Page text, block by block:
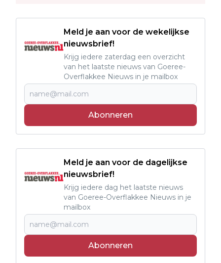
Meld je aan voor de wekelijkse
nieuwsbrief!
Krijg iedere zaterdag een overzicht
van het laatste nieuws van Goeree-
Overflakkee Nieuws in je mailbox
Abonneren
Meld je aan voor de dagelijkse
nieuwsbrief!
Krijg iedere dag het laatste nieuws
van Goeree-Overflakkee Nieuws in je
mailbox
Abonneren